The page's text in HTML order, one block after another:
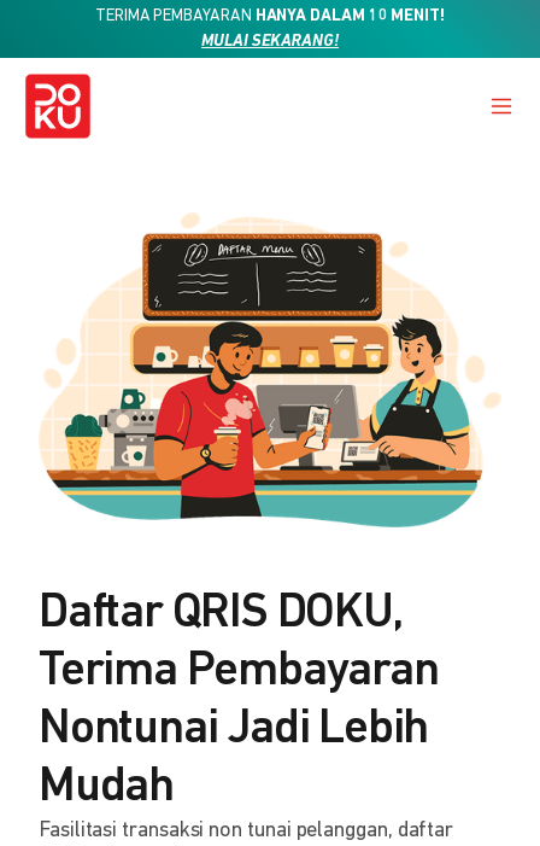
TERIMA PEMBAYARAN HANYA DALAM 10 MENIT!
MULAI SEKARANG!
Daftar QRIS DOKU,
Terima Pembayaran
Nontunai Jadi Lebih
Mudah
Fasilitasi transaksi non tunai pelanggan, daftar